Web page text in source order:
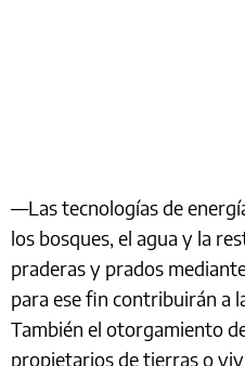
—Las tecnologías de
los bosques, el agua y la
praderas y prados
para ese fin contribuirán a
También el otorgamiento
propietarios de tierras o